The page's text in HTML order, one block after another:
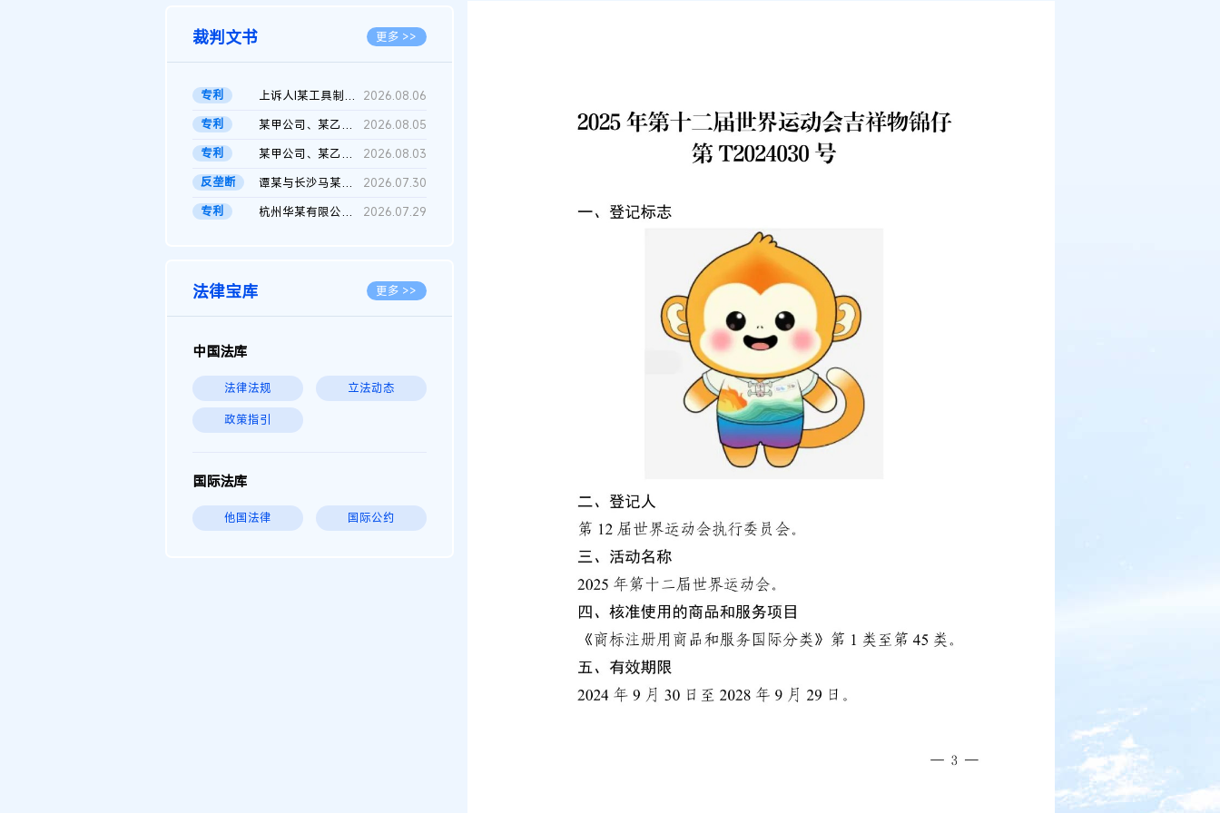
裁判文书 更多 >>
专利 上诉人I某工具制品有限公司与被上诉人程某及一审被告中华人民共和...
2026.08.06
专利
某甲公司、某乙公司、某丙公司申请诉前行为保全复议裁定书
2026.08.05
专利
某甲公司、某乙公司、官某与某丙公司专利申请权权属纠纷 二审判决...
2026.08.03
反垄断
谭某与长沙马某堆农产品股份有限公司滥用市场支配地位纠纷二审裁...
2026.07.30
专利
杭州华某有限公司与菲某有限公司侵害发明专利权纠纷 2026.07.29
法律宝库 更多 >>
中国法库
法律法规 立法动态
政策指引
国际法库
他国法律 国际公约